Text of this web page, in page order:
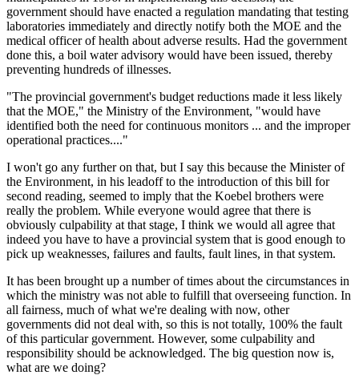
government should have enacted a regulation mandating that testing
laboratories immediately and directly notify both the MOE and the
medical officer of health about adverse results. Had the government
done this, a boil water advisory would have been issued, thereby
preventing hundreds of illnesses.
"The provincial government's budget reductions made it less likely
that the MOE," the Ministry of the Environment, "would have
identified both the need for continuous monitors ... and the improper
operational practices...."
I won't go any further on that, but I say this because the Minister of
the Environment, in his leadoff to the introduction of this bill for
second reading, seemed to imply that the Koebel brothers were
really the problem. While everyone would agree that there is
obviously culpability at that stage, I think we would all agree that
indeed you have to have a provincial system that is good enough to
pick up weaknesses, failures and faults, fault lines, in that system.
It has been brought up a number of times about the circumstances in
which the ministry was not able to fulfill that overseeing function. In
all fairness, much of what we're dealing with now, other
governments did not deal with, so this is not totally, 100% the fault
of this particular government. However, some culpability and
responsibility should be acknowledged. The big question now is,
what are we doing?